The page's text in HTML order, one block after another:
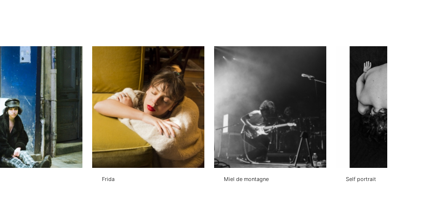
Frida Miel de montagne Self portrait